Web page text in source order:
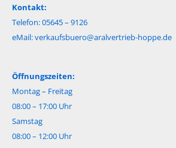
Kontakt:
Telefon: 05645 – 9126
eMail:verkaufsbuero@aralvertrieb-hoppe.de
Öffnungszeiten:
Montag – Freitag
08:00 – 17:00 Uhr
Samstag
08:00 – 12:00 Uhr